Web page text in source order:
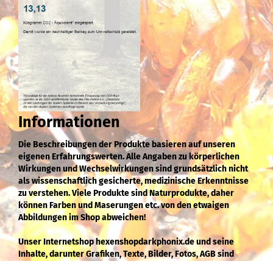
Informationen
Die Beschreibungen der Produkte basieren auf unseren
eigenen Erfahrungswerten. Alle Angaben zu körperlichen
Wirkungen und Wechselwirkungen sind grundsätzlich nicht
als wissenschaftlich gesicherte, medizinische Erkenntnisse
zu verstehen. Viele Produkte sind Naturprodukte, daher
können Farben und Maserungen etc. von den etwaigen
Abbildungen im Shop abweichen!
Unser Internetshop hexenshopdarkphonix.de und seine
Inhalte, darunter Grafiken, Texte, Bilder, Fotos, AGB sind